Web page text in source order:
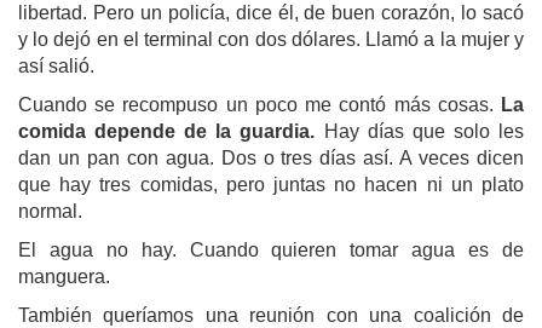
libertad. Pero un policía, dice él, de buen corazón, lo sacó
y lo dejó en el terminal con dos dólares. Llamó a la mujer y
así salió.
Cuando se recompuso un poco me contó más cosas. La
comida depende de la guardia. Hay días que solo les
dan un pan con agua. Dos o tres días así. A veces dicen
que hay tres comidas, pero juntas no hacen ni un plato
normal.
El agua no hay. Cuando quieren tomar agua es de
manguera.
También queríamos una reunión con una coalición de